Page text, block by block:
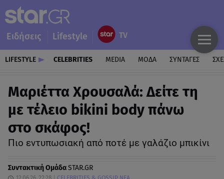
Ειδήσεις Lifestyle
LIFESTYLE CELEBRITIES MEDIA ΜΟΔΑ ΣΥΝΤΑΓΕΣ
Μαριέττα Χρουσαλά: Δείτε τη
με τέλειο bikini body πάνω
στο σκάφος!
Πιο εντυπωσιακή από ποτέ με γαλάζιο μπικίνι
Συντακτική ΟμάδαSTAR.GR